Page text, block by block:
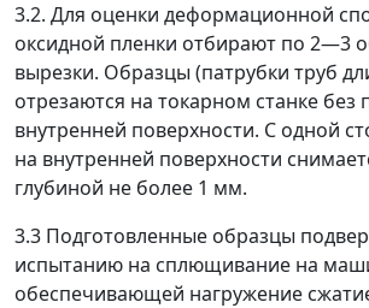
3.2. Для оценки деформационной
оксидной пленки отбирают по 2—3
вырезки. Образцы (патрубки труб
отрезаются на токарном станке без
внутренней поверхности. С одной
на внутренней поверхности
глубиной не более 1 мм.
3.3 Подготовленные образцы
испытанию на сплющивание на
обеспечивающей нагружение